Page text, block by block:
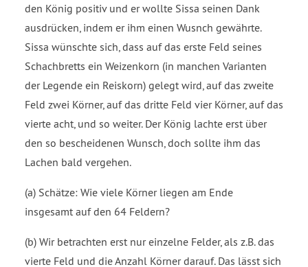
den König positiv und er wollte Sissa seinen Dank
ausdrücken, indem er ihm einen Wusnch gewährte.
Sissa wünschte sich, dass auf das erste Feld seines
Schachbretts ein Weizenkorn (in manchen Varianten
der Legende ein Reiskorn) gelegt wird, auf das zweite
Feld zwei Körner, auf das dritte Feld vier Körner, auf das
vierte acht, und so weiter. Der König lachte erst über
den so bescheidenen Wunsch, doch sollte ihm das
Lachen bald vergehen.
(a) Schätze: Wie viele Körner liegen am Ende
insgesamt auf den 64 Feldern?
(b) Wir betrachten erst nur einzelne Felder, als z.B. das
vierte Feld und die Anzahl Körner darauf. Das lässt sich